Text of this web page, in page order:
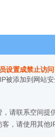
设置成禁止访问
被添加到网站
请联系空间提
，请使用其他